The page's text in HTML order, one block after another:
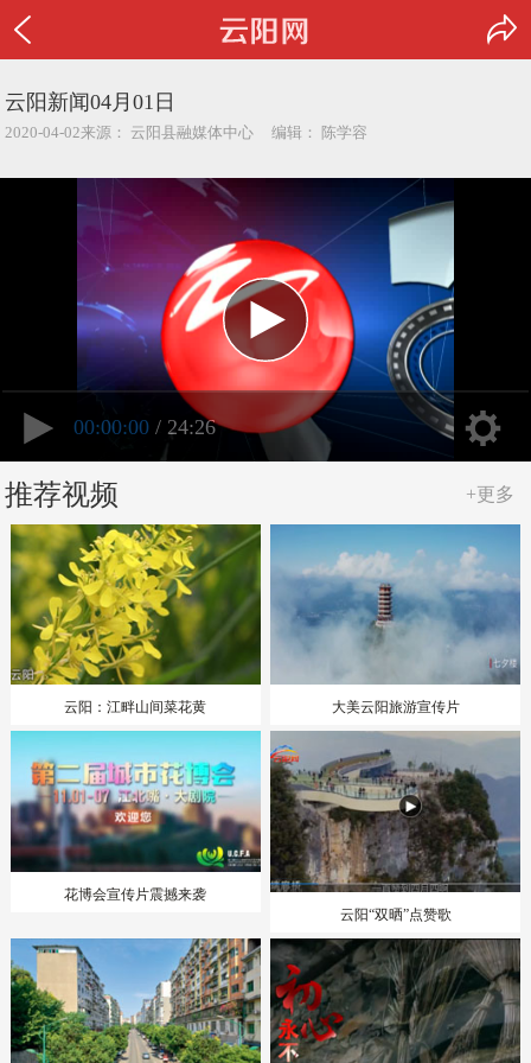
云阳新闻04月01日
2020-04-02来源： 云阳县融媒体中心 编辑： 陈学容
推荐视频 +更多
云阳：江畔山间菜花黄 大美云阳旅游宣传片
花博会宣传片震撼来袭
云阳“双晒”点赞歌